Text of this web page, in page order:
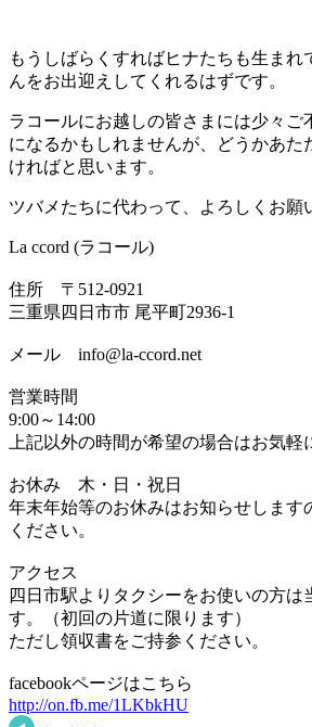
もうしばらくすればヒナたちも生まれ
んをお出迎えしてくれるはずです。
ラコールにお越しの皆さまには少々ご
になるかもしれませんが、どうかあた
ければと思います。
ツバメたちに代わって、よろしくお願
La ccord (ラコール)
住所 〒512-0921
三重県四日市市 尾平町2936-1
メール info@la-ccord.net
営業時間
9:00～14:00
上記以外の時間が希望の場合はお気軽
お休み 木・日・祝日
年末年始等のお休みはお知らせします
ください。
アクセス
四日市駅よりタクシーをお使いの方は
す。（初回の片道に限ります）
ただし領収書をご持参ください。
facebookページはこちら
http://on.fb.me/1LKbkHU